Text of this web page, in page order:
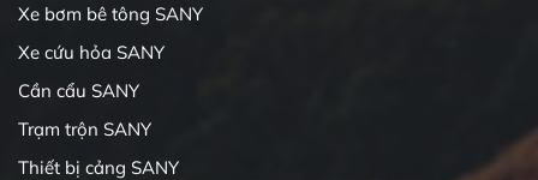
Xe bơm bê tông SANY
Xe cứu hỏa SANY
Cần cẩu SANY
Trạm trộn SANY
Thiết bị cảng SANY